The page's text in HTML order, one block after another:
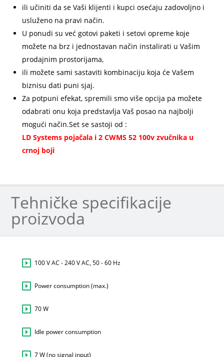
ili učiniti da se Vaši klijenti i kupci osećaju zadovoljno i
usluženo na pravi način.
U ponudi su već gotovi paketi i setovi opreme koje
možete na brz i jednostavan način instalirati u Vašim
prodajnim prostorijama,
ili možete sami sastaviti kombinaciju koja će Vašem
biznisu dati puni sjaj.
Za potpuni efekat, spremili smo više opcija pa možete
odabrati onu koja predstavlja Vaš posao na najbolji
mogući način.Set se sastoji od :
LD Systems pojačala i 2 CWMS 52 100v zvučnika u
crnoj boji
Tehničke specifikacije
proizvoda
100 V AC - 240 V AC, 50 - 60 Hz
Power consumption (max.)
70 W
Idle power consumption
7 W (no signal input)